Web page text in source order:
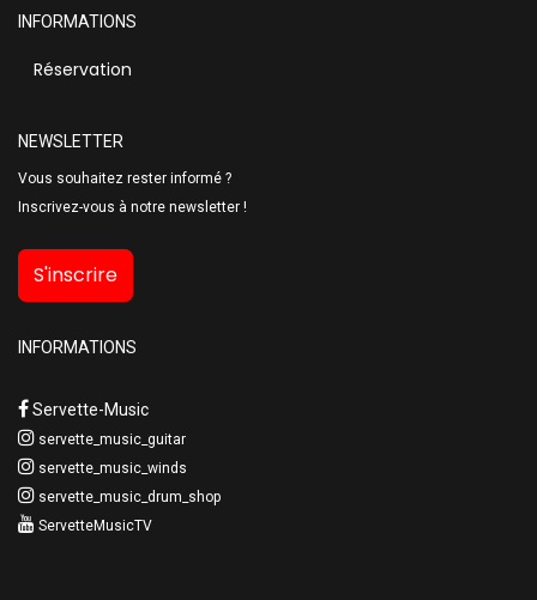
INFORMATIONS
Réservation
NEWSLETTER
Vous souhaitez rester informé ?
Inscrivez-vous à notre newsletter !
S'inscrire
INFORMATIONS
Servette-Music
servette_music_guitar
servette_music_winds
servette_music_drum_shop
ServetteMusicTV